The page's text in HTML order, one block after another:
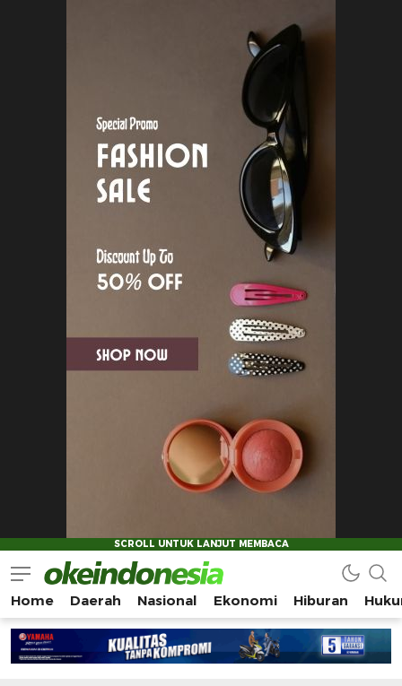
Okeindonesia.Online
Mengonlinekan Indonesia Secara Utuh
Home Daerah Nasional Ekonomi Hiburan